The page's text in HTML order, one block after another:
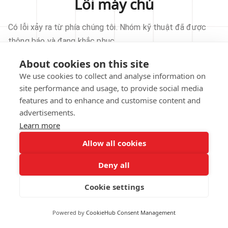
About cookies on this site
We use cookies to collect and analyse information on
site performance and usage, to provide social media
features and to enhance and customise content and
advertisements.
Learn more
Allow all cookies
Deny all
Cookie settings
Powered by CookieHub Consent Management
Lỗi máy chủ
Có lỗi xảy ra từ phía chúng tôi. Nhóm kỹ thuật đã được
thông báo và đang khắc phục.
THỬ LẠI
VỀ TRANG CHỦ
notified.